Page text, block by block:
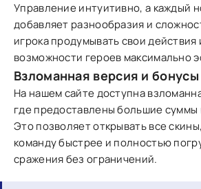
Управление интуитивно, а каждый
добавляет разнообразия и
игрока продумывать свои действия
возможности героев максимально
Взломанная версия и бонусы
На нашем сайте доступна
где предоставлены большие
Это позволяет открывать все
команду быстрее и полностью
сражения без ограничений.